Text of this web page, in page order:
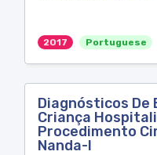
2017 Portuguese
Diagnósticos De
Criança
Procedimento
Nanda-I